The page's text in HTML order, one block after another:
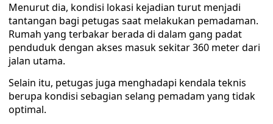
Menurut dia, kondisi lokasi kejadian turut menjadi
tantangan bagi petugas saat melakukan pemadaman.
Rumah yang terbakar berada di dalam gang padat
penduduk dengan akses masuk sekitar 360 meter dari
jalan utama.
Selain itu, petugas juga menghadapi kendala teknis
berupa kondisi sebagian selang pemadam yang tidak
optimal.